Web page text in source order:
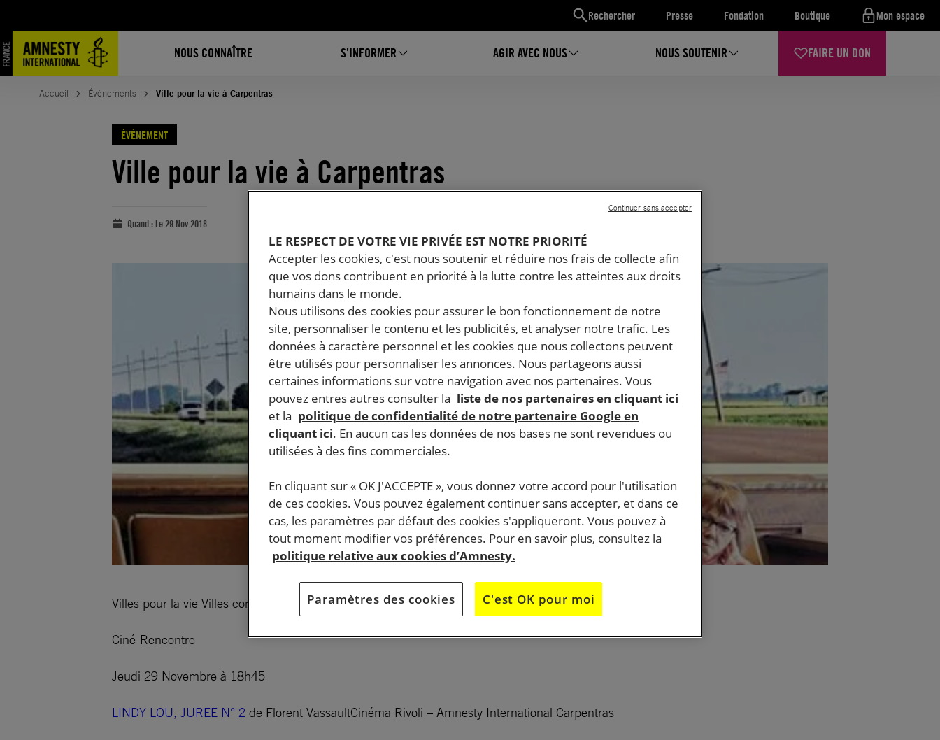
Rechercher Presse Fondation Boutique Mon espace
NOUS CONNAÎTRE S’INFORMER AGIR AVEC NOUS NOUS SOUTENIR FAIRE UN DON
Accueil Évènements Ville pour la vie à Carpentras
ÉVÈNEMENT
Ville pour la vie à Carpentras
Quand : Le 29 Nov 2018
Villes pour la vie Villes contre la peine de mort
Ciné-Rencontre
Jeudi 29 Novembre à 18h45
LINDY LOU, JUREE N° 2 de Florent VassaultCinéma Rivoli – Amnesty International Carpentras
LE RESPECT DE VOTRE VIE PRIVÉE EST NOTRE PRIORITÉ
Accepter les cookies, c'est nous soutenir et réduire nos frais de collecte afin
que vos dons contribuent en priorité à la lutte contre les atteintes aux droits
humains dans le monde.
Nous utilisons des cookies pour assurer le bon fonctionnement de notre
site, personnaliser le contenu et les publicités, et analyser notre trafic. Les
données à caractère personnel et les cookies que nous collectons peuvent
être utilisés pour personnaliser les annonces. Nous partageons aussi
certaines informations sur votre navigation avec nos partenaires. Vous
pouvez entres autres consulter la liste de nos partenaires en cliquant ici
et la politique de confidentialité de notre partenaire Google en
cliquant ici. En aucun cas les données de nos bases ne sont revendues ou
utilisées à des fins commerciales.
En cliquant sur « OK J'ACCEPTE », vous donnez votre accord pour l'utilisation
de ces cookies. Vous pouvez également continuer sans accepter, et dans ce
cas, les paramètres par défaut des cookies s'appliqueront. Vous pouvez à
tout moment modifier vos préférences. Pour en savoir plus, consultez la
politique relative aux cookies d’Amnesty.
Paramètres des cookies C'est OK pour moi
Continuer sans accepter